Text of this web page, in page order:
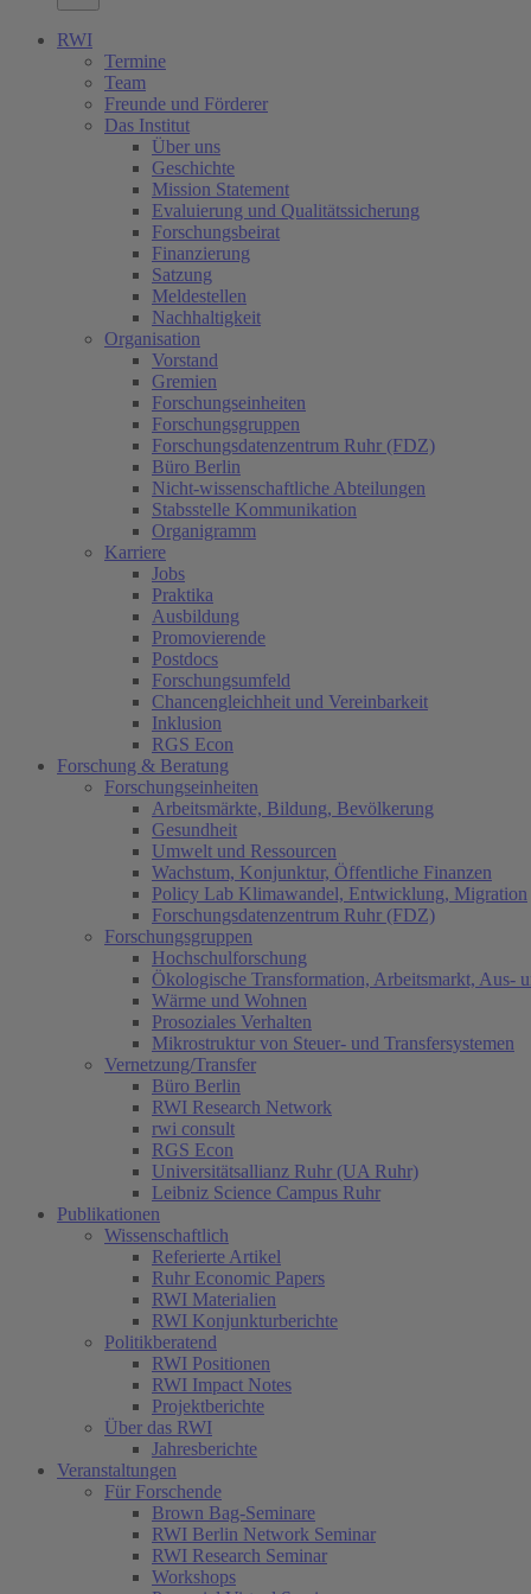
RWI
Termine
Team
Freunde und Förderer
Das Institut
Über uns
Geschichte
Mission Statement
Evaluierung und Qualitätssicherung
Forschungsbeirat
Finanzierung
Satzung
Meldestellen
Nachhaltigkeit
Organisation
Vorstand
Gremien
Forschungseinheiten
Forschungsgruppen
Forschungsdatenzentrum Ruhr (FDZ)
Büro Berlin
Nicht-wissenschaftliche Abteilungen
Stabsstelle Kommunikation
Organigramm
Karriere
Jobs
Praktika
Ausbildung
Promovierende
Postdocs
Forschungsumfeld
Chancengleichheit und Vereinbarkeit
Inklusion
RGS Econ
Forschung & Beratung
Forschungseinheiten
Arbeitsmärkte, Bildung, Bevölkerung
Gesundheit
Umwelt und Ressourcen
Wachstum, Konjunktur, Öffentliche Finanzen
Policy Lab Klimawandel, Entwicklung, Migration
Forschungsdatenzentrum Ruhr (FDZ)
Forschungsgruppen
Hochschulforschung
Ökologische Transformation, Arbeitsmarkt, Aus-
Wärme und Wohnen
Prosoziales Verhalten
Mikrostruktur von Steuer- und Transfersystemen
Vernetzung/Transfer
Büro Berlin
RWI Research Network
rwi consult
RGS Econ
Universitätsallianz Ruhr (UA Ruhr)
Leibniz Science Campus Ruhr
Publikationen
Wissenschaftlich
Referierte Artikel
Ruhr Economic Papers
RWI Materialien
RWI Konjunkturberichte
Politikberatend
RWI Positionen
RWI Impact Notes
Projektberichte
Über das RWI
Jahresberichte
Veranstaltungen
Für Forschende
Brown Bag-Seminare
RWI Berlin Network Seminar
RWI Research Seminar
Workshops